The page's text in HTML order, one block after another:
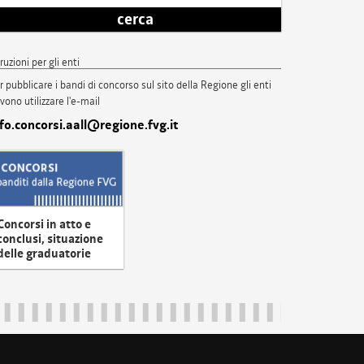
cerca
per gli enti
pubblicare i bandi di concorso sul sito della Regione gli enti
utilizzare l'e-mail
in atto e
situazione
graduatorie